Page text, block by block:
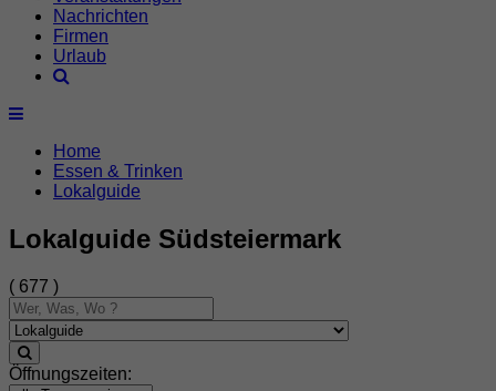
Nachrichten
Firmen
Urlaub
Home
Essen & Trinken
Lokalguide
Lokalguide Südsteiermark
( 677 )
Öffnungszeiten: